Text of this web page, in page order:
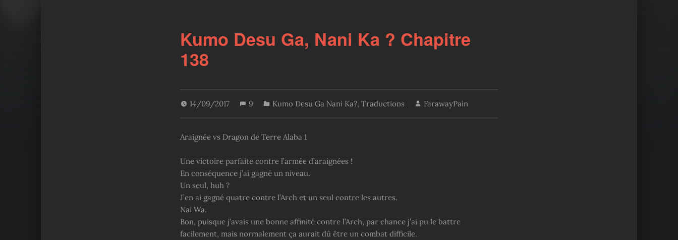
Kumo Desu Ga, Nani Ka ? Chapitre
138
14/09/2017 9 Kumo Desu Ga Nani Ka?, Traductions FarawayPain
Araignée vs Dragon de Terre Alaba 1
Une victoire parfaite contre l’armée d’araignées !
En conséquence j’ai gagné un niveau.
Un seul, huh ?
J’en ai gagné quatre contre l’Arch et un seul contre les autres.
Nai Wa.
Bon, puisque j’avais une bonne affinité contre l’Arch, par chance j’ai pu le battre
facilement, mais normalement ça aurait dû être un combat difficile.